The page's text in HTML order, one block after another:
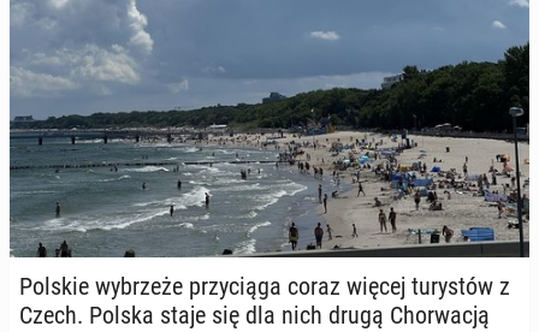
Polskie wy­brze­że przy­cią­ga coraz więcej tu­ry­stów z
Czech. Polska staje się dla nich drugą Chor­wa­cją